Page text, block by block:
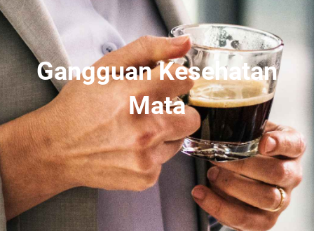
Gangguan Kesehatan
Mata